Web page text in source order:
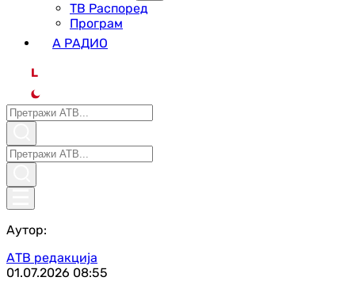
ТВ Распоред
Програм
А РАДИО
L
Аутор:
АТВ редакција
01.07.2026 08:55